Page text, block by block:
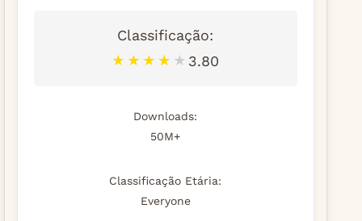
Classificação:
★ ★ ★ ★ ★ 3.80
Downloads:
50M+
Classificação Etária:
Everyone